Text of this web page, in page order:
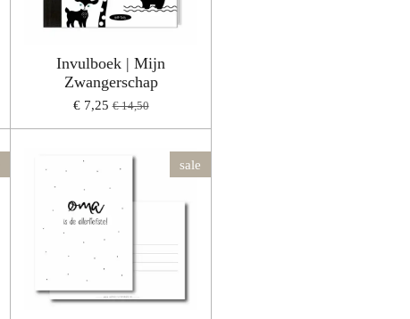
Invulboek | Mijn
Zwangerschap
€ 7,25 € 14,50
sale